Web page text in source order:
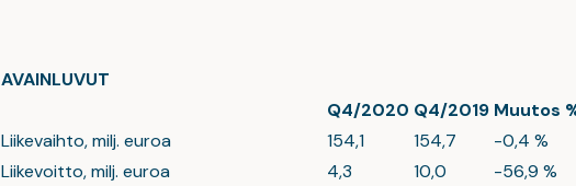
AVAINLUVUT
Q4/2020 Q4/2019 Muutos
Liikevaihto, milj. euroa
154,1 154,7 -0,4 %
Liikevoitto, milj. euroa
4,3 10,0 -56,9 %